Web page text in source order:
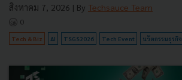
สิงหาคม 7, 2026 | By Techsauce Team
0
Tech & Biz AI TSGS2026 Tech Event นวัตกรรมธุรกิจ